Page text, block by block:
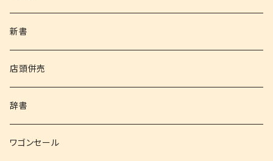
新書
店頭併売
辞書
ワゴンセール